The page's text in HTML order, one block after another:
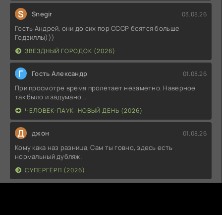
S Snegir 03.08.26
Гость Андрей, они до сих пор СССР боятся больше
Годзиллы)))
ЗВЁЗДНЫЙ ГОРОДОК (2026)
Г Гость Александр 01.08.26
При просмотре время пролетает незаметно. Наверное
так было и задумано...
ЧЕЛОВЕК-ПАУК: НОВЫЙ ДЕНЬ (2026)
Д джон 01.08.26
Кому кака наз разница, Сам ты говно, здесь есть
нормальный дубляж.
СУПЕРГЁРЛ (2026)